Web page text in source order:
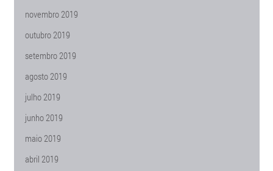
novembro 2019
outubro 2019
setembro 2019
agosto 2019
julho 2019
junho 2019
maio 2019
abril 2019